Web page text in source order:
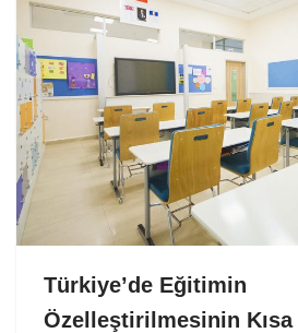
Türkiye’de Eğitimin
Özelleştirilmesinin Kısa